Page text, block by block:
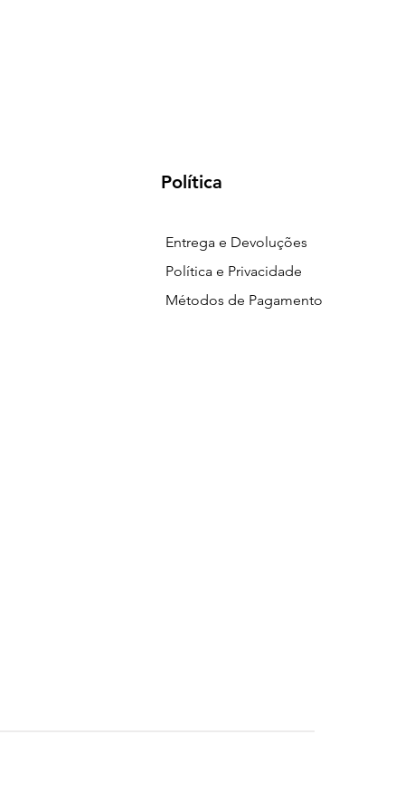
Política
Entrega e Devoluções
Política e Privacidade
Métodos de Pagamento